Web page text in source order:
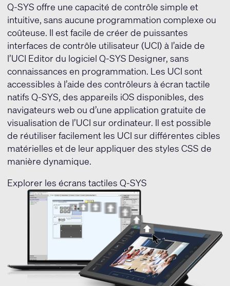
Q-SYS offre une capacité de contrôle simple et
intuitive, sans aucune programmation complexe ou
coûteuse. Il est facile de créer de puissantes
interfaces de contrôle utilisateur (UCI) à l’aide de
l’UCI Editor du logiciel Q-SYS Designer, sans
connaissances en programmation. Les UCI sont
accessibles à l’aide des contrôleurs à écran tactile
natifs Q-SYS, des appareils iOS disponibles, des
navigateurs web ou d’une application gratuite de
visualisation de l’UCI sur ordinateur. Il est possible
de réutiliser facilement les UCI sur différentes cibles
matérielles et de leur appliquer des styles CSS de
manière dynamique.
Explorer les écrans tactiles Q-SYS